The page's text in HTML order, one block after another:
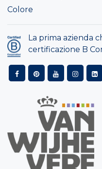
Colore
La prima azienda
certificazione B